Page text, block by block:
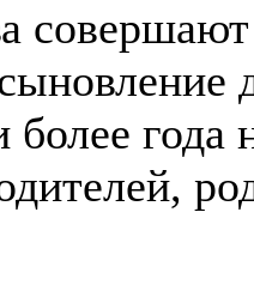
года